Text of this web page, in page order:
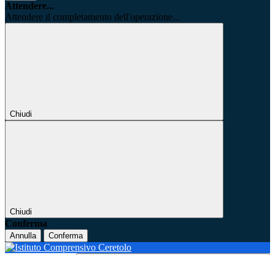
Attendere...
Attendere il completamento dell'operazione...
Chiudi
Chiudi
Conferma
Annulla Conferma